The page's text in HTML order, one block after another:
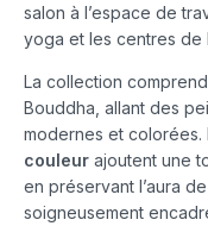
salon à l’espace de
yoga et les centres de
La collection
Bouddha, allant des
modernes et colorées.
couleur ajoutent une
en préservant l’aura
soigneusement